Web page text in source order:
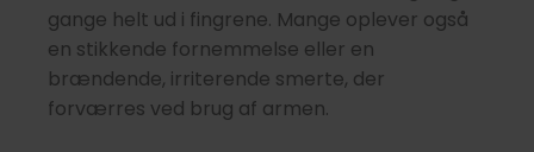
gange helt ud i fingrene. Mange oplever også
en stikkende fornemmelse eller en
brændende, irriterende smerte, der
forværres ved brug af armen.